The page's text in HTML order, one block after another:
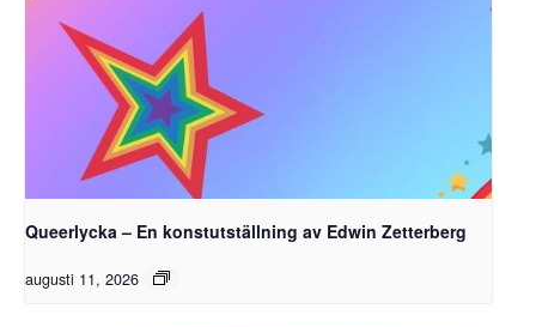
Queerlycka – En konstutställning av Edwin Zetterberg
augusti 11, 2026